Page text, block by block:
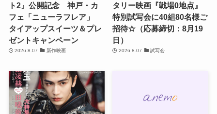
ト2』公開記念 神戸・カ
フェ「ニューラフレア」
タイアップスイーツ＆プレ
ゼントキャンペーン
2026.8.07 新作映画
タリー映画『戦場0地点』
特別試写会に40組80名様ご
招待☆（応募締切：8月19
日）
2026.8.07 試写会